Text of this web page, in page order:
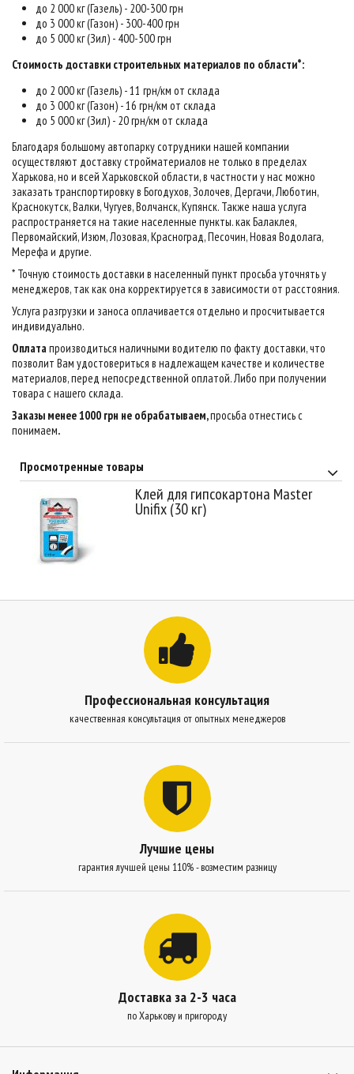
до 2 000 кг (Газель) - 200-300 грн
до 3 000 кг (Газон) - 300-400 грн
до 5 000 кг (Зил) - 400-500 грн
Стоимость доставки строительных материалов по области*:
до 2 000 кг (Газель) - 11 грн/км от склада
до 3 000 кг (Газон) - 16 грн/км от склада
до 5 000 кг (Зил) - 20 грн/км от склада
Благодаря большому автопарку сотрудники нашей компании
осуществляют доставку стройматериалов не только в пределах
Харькова, но и всей Харьковской области, в частности у нас можно
заказать транспортировку в Богодухов, Золочев, Дергачи, Люботин,
Краснокутск, Валки, Чугуев, Волчанск, Купянск. Также наша услуга
распространяется на такие населенные пункты. как Балаклея,
Первомайский, Изюм, Лозовая, Красноград, Песочин, Новая Водолага,
Мерефа и другие.
* Точную стоимость доставки в населенный пункт просьба уточнять у
менеджеров, так как она корректируется в зависимости от расстояния.
Услуга разгрузки и заноса оплачивается отдельно и просчитывается
индивидуально.
Оплатапроизводиться наличными водителю по факту доставки, что
позволит Вам удостовериться в надлежащем качестве и количестве
материалов, перед непосредственной оплатой. Либо при получении
товара с нашего склада.
Заказы менее 1000 грн не обрабатываем,просьба отнестись с
понимаем.
Просмотренные товары
Клей для гипсокартона Master
Unifix (30 кг)
Профессиональная консультация
качественная консультация от опытных менеджеров
Лучшие цены
гарантия лучшей цены 110% - возместим разницу
Доставка за 2-3 часа
по Харькову и пригороду